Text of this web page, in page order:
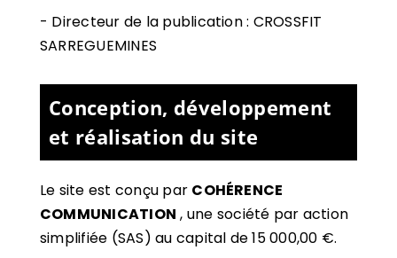
- Directeur de la publication : CROSSFIT
SARREGUEMINES
Conception, développement
et réalisation du site
Le site est conçu par COHÉRENCE
COMMUNICATION , une société par action
simplifiée (SAS) au capital de 15 000,00 €.